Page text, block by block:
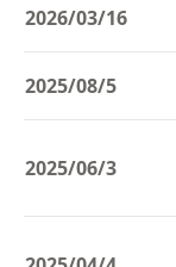
2026/03/16
2025/08/5
2025/06/3